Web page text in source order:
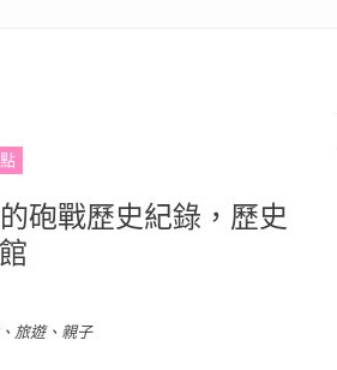
砲戰歷史紀錄，歷史
旅遊、親子